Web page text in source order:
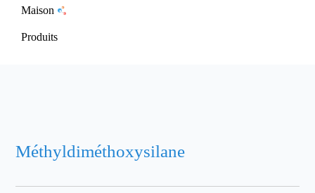
Maison
Produits
Méthyldiméthoxysilane